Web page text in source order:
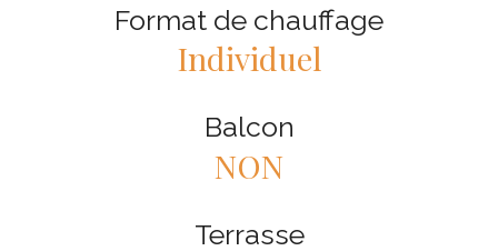
Format de chauffage
Individuel
Balcon
NON
Terrasse